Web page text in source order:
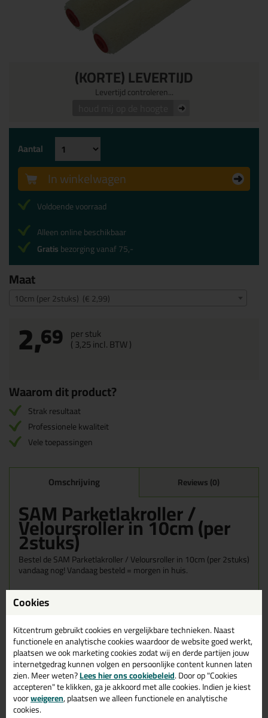
(KORTE) LEVERTIJD
Levertijd controleren...
Maat
10cm (per 2stuks) (€ 2,99)
2,69 per stuk
(3,25incl. BTW )
Aantal
In winkelwagen
Voldoende voorraad
Alleen online beschikbaar
Gratisbezorging vanaf 75,-
Waarom dit product?
Strak resultaat
Professionele kwaliteit
Vele toepassingen
Omschrijving Reviews (0)
SAM Parketlakroller /
Veloursroller in 10cm (per
2stuks)
Bestel de SAM Parketlakroller / Veloursroller in 10cm (per 2stuks)
vandaag nog! Vandaag besteld = morgen in huis.
Wil je meer weten over de toepassing en kenmerken van dit
product?
Gerelateerde producten
Cookies
Kitcentrum gebruikt cookies en vergelijkbare technieken. Naast
functionele en analytische cookies waardoor de website goed werkt,
plaatsen we ook marketing cookies zodat wij en derde partijen jouw
internetgedrag kunnen volgen en persoonlijke content kunnen laten
zien. Meer weten?Lees hier ons cookiebeleid. Door op "Cookies
accepteren" te klikken, ga je akkoord met alle cookies. Indien je kiest
voorweigeren, plaatsen we alleen functionele en analytische
cookies.